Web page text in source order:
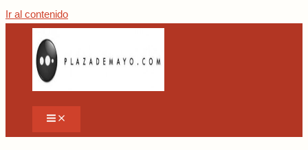
Ir al contenido